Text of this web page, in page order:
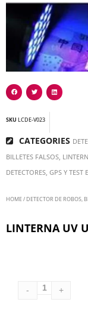
SKU LCDE-V023
CATEGORIES
BILLETES FALSOS,
DETECTORES, GPS Y TEST
HOME/ DETECTOR DE ROBOS,
LINTERNA UV